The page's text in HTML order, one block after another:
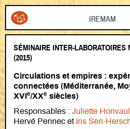
Aller
SÉMINAIRE INTER-LABORATOIRES
(2015)
Circulations et empires :
connectées (Méditerranée,
XVI e/XXe siècles)
Responsables : Juliette
Hervé Pennec et Iris Seri-